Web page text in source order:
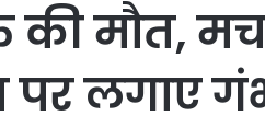
की मौत,
पर लगाए